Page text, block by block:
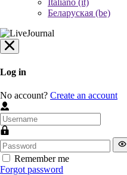
Italiano (it)
Беларуская (be)
Log in
No account? Create an account
Remember me
Forgot password